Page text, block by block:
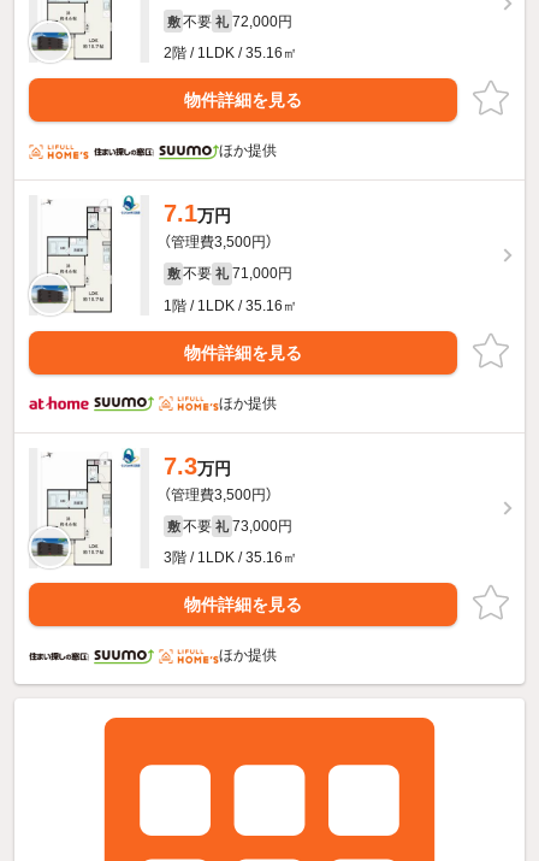
敷 不要 礼 72,000円
2階 / 1LDK / 35.16㎡
物件詳細を見る
ほか提供
7.1万円
（管理費3,500円）
敷 不要 礼 71,000円
1階 / 1LDK / 35.16㎡
物件詳細を見る
ほか提供
7.3万円
（管理費3,500円）
敷 不要 礼 73,000円
3階 / 1LDK / 35.16㎡
物件詳細を見る
ほか提供